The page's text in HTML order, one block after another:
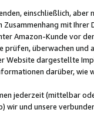
einschließlich, aber
mit
Amazon-Kunde vor
überwachen und
Website dargestellte
darüber,
jederzeit (mittelbar
wir und unsere